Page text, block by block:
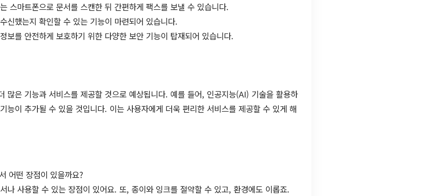
스마트폰으로 문서를 스캔한 뒤 간편하게 팩스를 보낼 수 있습니다.
신했는지 확인할 수 있는 기능이 마련되어 있습니다.
보를 안전하게 보호하기 위한 다양한 보안 기능이 탑재되어 있습니다.
많은 기능과 서비스를 제공할 것으로 예상됩니다. 예를 들어, 인공지능(AI) 기술을 활용하
능이 추가될 수 있을 것입니다. 이는 사용자에게 더욱 편리한 서비스를 제공할 수 있게 해
어떤 장점이 있을까요?
나 사용할 수 있는 장점이 있어요. 또, 종이와 잉크를 절약할 수 있고, 환경에도 이롭죠.